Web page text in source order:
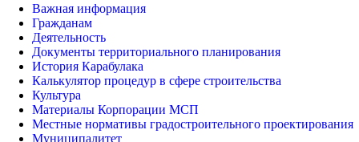
Важная информация
Гражданам
Деятельность
Документы территориального планирования
История Карабулака
Калькулятор процедур в сфере строительства
Культура
Материалы Корпорации МСП
Местные нормативы градостроительного проектирования
Муниципалитет